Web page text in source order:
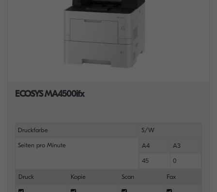
ECOSYS MA4500ifx
Druckfarbe S/W
Seiten pro Minute A4 A3
45 0
Druck Kopie Scan Fax